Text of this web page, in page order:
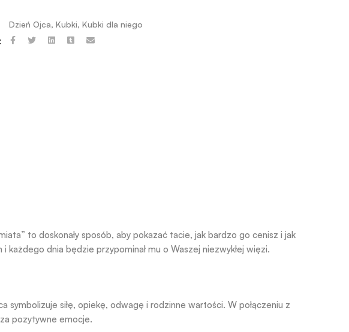
Dzień Ojca, Kubki, Kubki dla niego
to doskonały sposób, aby pokazać tacie, jak bardzo go cenisz i jak
dnia będzie przypominał mu o Waszej niezwykłej więzi.
siłę, opiekę, odwagę i rodzinne wartości. W połączeniu z
pozytywne emocje.